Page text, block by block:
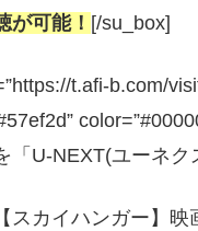
が可能！ [/su_box]
t.afi-b.com/
「U-NEXT(ユーネ
スカイハンガー】